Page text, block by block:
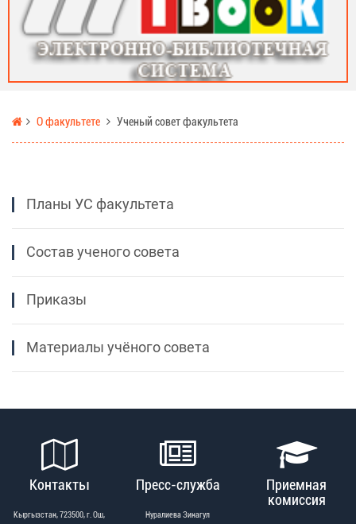
О факультете Ученый совет факультета
Планы УС факультета
Состав ученого совета
Приказы
Материалы учёного совета
Контакты
Кыргызстан, 723500, г. Ош,
Пресс-служба
Нуралиева Зинагул
Приемная
комиссия